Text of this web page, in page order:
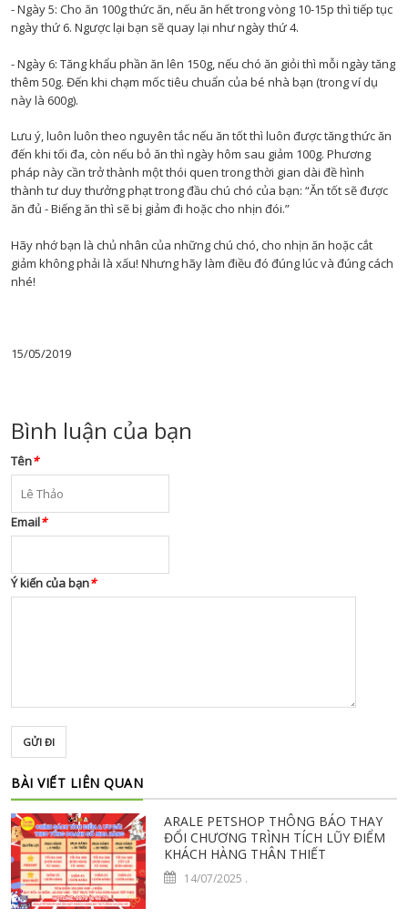
- Ngày 5: Cho ăn 100g thức ăn, nếu ăn hết trong vòng 10-15p thì tiếp tục
ngày thứ 6. Ngược lại bạn sẽ quay lại như ngày thứ 4.
- Ngày 6: Tăng khẩu phần ăn lên 150g, nếu chó ăn giỏi thì mỗi ngày tăng
thêm 50g. Đến khi chạm mốc tiêu chuẩn của bé nhà bạn (trong ví dụ
này là 600g).
Lưu ý, luôn luôn theo nguyên tắc nếu ăn tốt thì luôn được tăng thức ăn
đến khi tối đa, còn nếu bỏ ăn thì ngày hôm sau giảm 100g. Phương
pháp này cần trở thành một thói quen trong thời gian dài đề hình
thành tư duy thưởng phạt trong đầu chú chó của bạn: “Ăn tốt sẽ được
ăn đủ - Biếng ăn thì sẽ bị giảm đi hoặc cho nhịn đói.”
Hãy nhớ bạn là chủ nhân của những chú chó, cho nhịn ăn hoặc cắt
giảm không phải là xấu! Nhưng hãy làm điều đó đúng lúc và đúng cách
nhé!
15/05/2019
Bình luận của bạn
Tên*
Email*
Ý kiến của bạn*
GỬI ĐI
BÀI VIẾT LIÊN QUAN
ARALE PETSHOP THÔNG BÁO THAY
ĐỔI CHƯƠNG TRÌNH TÍCH LŨY ĐIỂM
KHÁCH HÀNG THÂN THIẾT
14/07/2025 .